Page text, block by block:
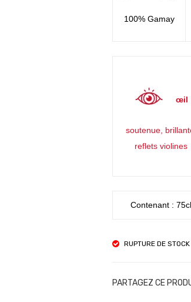
100% Gamay
œil
soutenue,
reflets violines
Contenant : 75cl
RUPTURE DE STOCK
PARTAGEZ CE